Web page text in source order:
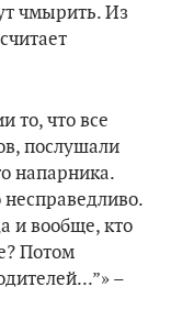
чмырить. Из
то, что все
послушали
напарника.
несправедливо.
и вообще, кто
Потом
–